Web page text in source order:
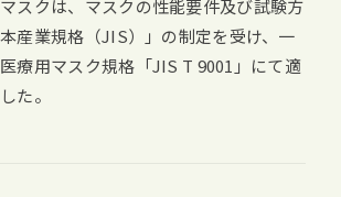
スクは、マスクの性能要件及び試験方
産業規格（JIS）」の制定を受け、一
療用マスク規格「JIS T 9001」にて適
た。